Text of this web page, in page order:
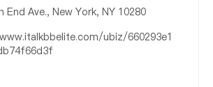
End Ave., New York, NY 10280
ubiz/660293e1